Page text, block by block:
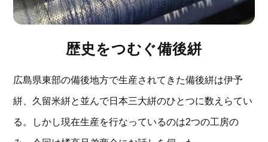
歴史をつむぐ備後絣
広島県東部の備後地方で生産されてきた備後絣は伊予
絣、久留米絣と並んで日本三大絣のひとつに数えらてい
る。しかし現在生産を行なっているのは2つの工房の